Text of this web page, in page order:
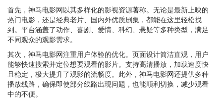
首先，神马电影网以其多样化的影视资源著称。无论是最新上映的
热门电影，还是经典老片、国内外优质剧集，都能在这里轻松找
到。平台涵盖了动作、喜剧、爱情、科幻、悬疑等多种类型，满足
不同观众的观影需求。
其次，神马电影网注重用户体验的优化。页面设计简洁直观，用户
能够快速搜索并定位想要观看的影片。支持高清播放，加载速度快
且稳定，极大提升了观影的流畅度。此外，神马电影网还提供多种
播放线路，确保即使部分线路出现问题，也能顺利切换，减少观看
中的不便。